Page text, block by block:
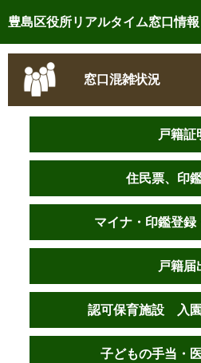
豊島区役所リアルタイム窓口情報
トップページへ
ご利用方法
事前予約
リアルタイム窓口混雑状況
リアルタイム交付状況確認
窓口混雑状況
戸籍証
住民票、印
マイナ・印鑑登録
戸籍届
認可保育施設 入
子どもの手当・